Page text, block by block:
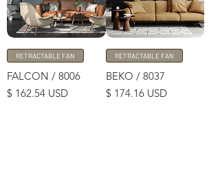
RETRACTABLE FAN
FALCON / 8006
Price
$ 162.54 USD
RETRACTABLE FAN
BEKO / 8037
Price
$ 174.16 USD